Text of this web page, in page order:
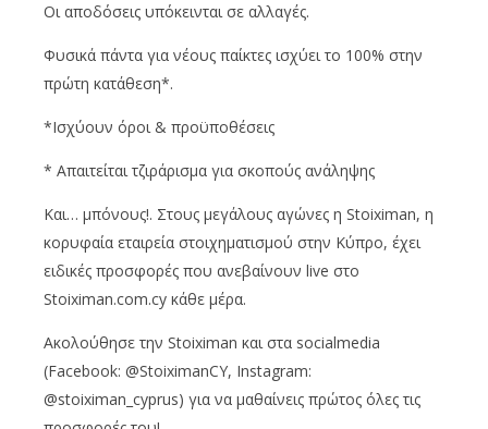
Οι αποδόσεις υπόκεινται σε αλλαγές.
Φυσικά πάντα για νέους παίκτες ισχύει το 100% στην
πρώτη κατάθεση*.
*Ισχύουν όροι & προϋποθέσεις
* Απαιτείται τζιράρισμα για σκοπούς ανάληψης
Και… μπόνους!. Στους μεγάλους αγώνες η Stoiximan, η
κορυφαία εταιρεία στοιχηματισμού στην Κύπρο, έχει
ειδικές προσφορές που ανεβαίνουν live στο
Stoiximan.com.cy κάθε μέρα.
Ακολούθησε την Stoiximan και στα socialmedia
(Facebook: @StoiximanCY, Instagram:
@stoiximan_cyprus) για να μαθαίνεις πρώτος όλες τις